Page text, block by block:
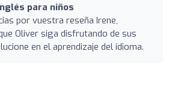
para niños
por vuestra reseña Irene,
Oliver siga disfrutando de sus
en el aprendizaje del idioma.